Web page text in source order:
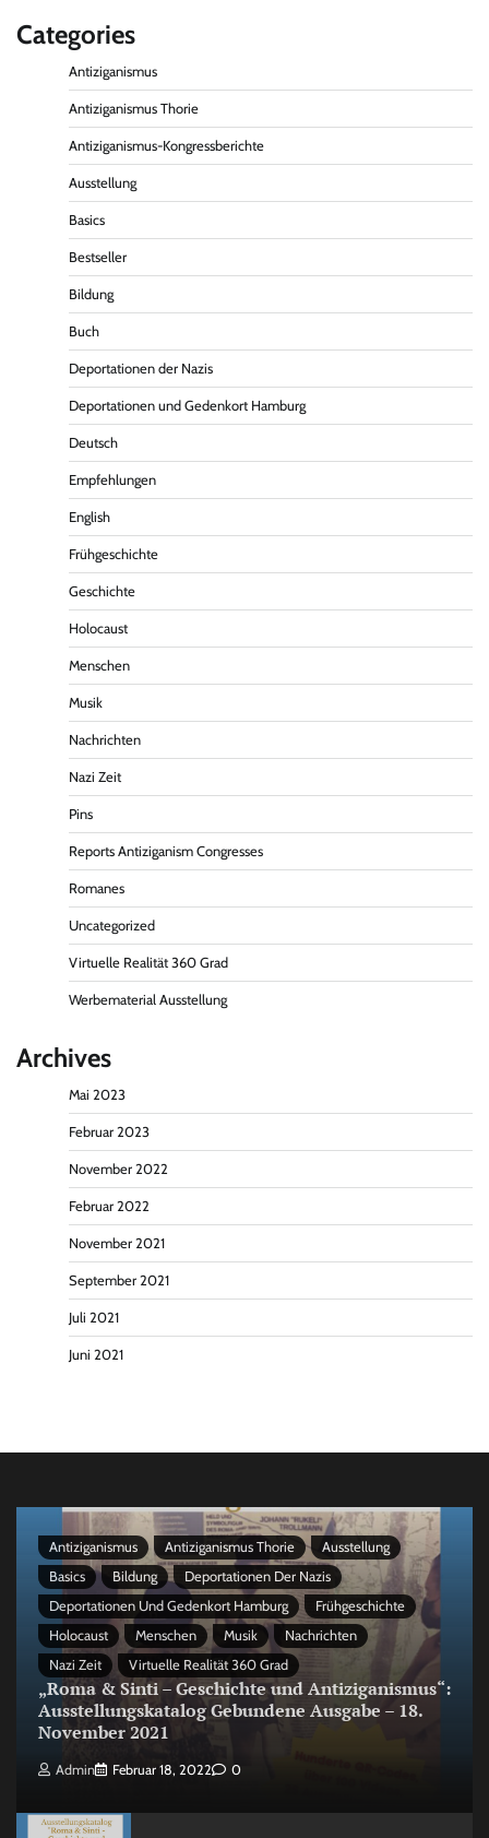
Categories
Antiziganismus
Antiziganismus Thorie
Antiziganismus-Kongressberichte
Ausstellung
Basics
Bestseller
Bildung
Buch
Deportationen der Nazis
Deportationen und Gedenkort Hamburg
Deutsch
Empfehlungen
English
Frühgeschichte
Geschichte
Holocaust
Menschen
Musik
Nachrichten
Nazi Zeit
Pins
Reports Antiziganism Congresses
Romanes
Uncategorized
Virtuelle Realität 360 Grad
Werbematerial Ausstellung
Archives
Mai 2023
Februar 2023
November 2022
Februar 2022
November 2021
September 2021
Juli 2021
Juni 2021
Antiziganismus Antiziganismus Thorie
Ausstellung
Basics
Bildung
Deportationen Der Nazis
Deportationen Und Gedenkort Hamburg
Frühgeschichte
Holocaust
Menschen Musik
Nachrichten
Nazi Zeit
Virtuelle Realität 360 Grad
„Roma & Sinti – Geschichte und Antiziganismus“:
Ausstellungskatalog Gebundene Ausgabe – 18.
November 2021
Admin Februar 18, 2022 0